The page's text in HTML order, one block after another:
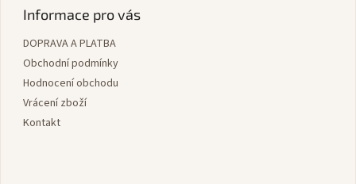
Informace pro vás
DOPRAVA A PLATBA
Obchodní podmínky
Hodnocení obchodu
Vrácení zboží
Kontakt